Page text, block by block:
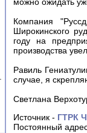
Компания
Широкинского
году на
производства
Равиль
случае, я
Светлана
Источник - ГТРК
Постоянный